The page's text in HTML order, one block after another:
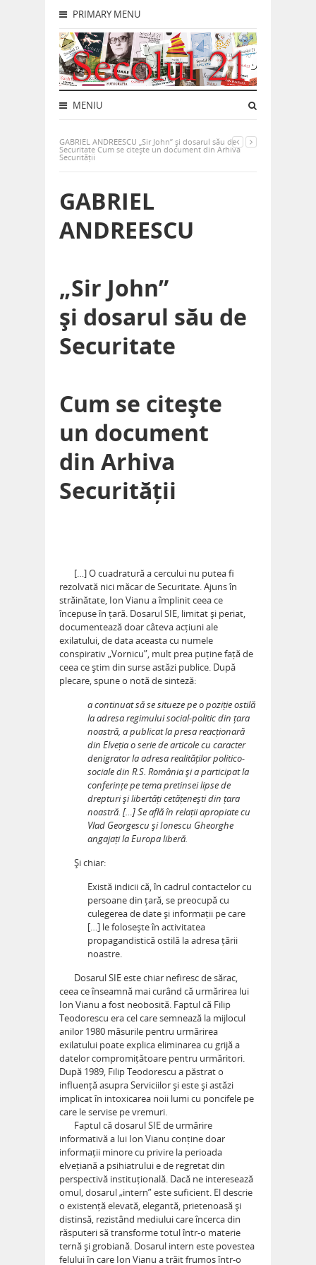
PRIMARY MENU
MENIU
GABRIEL ANDREESCU „Sir John” și dosarul său de
Securitate Cum se citește un document din Arhiva
Securității
GABRIEL
ANDREESCU
„Sir John”
și dosarul său de
Securitate
Cum se citește
un document
din Arhiva
Securității
[…] O cuadratură a cercului nu putea fi
rezolvată nici măcar de Securitate. Ajuns în
străinătate, Ion Vianu a împlinit ceea ce
începuse în țară. Dosarul SIE, limitat și periat,
documentează doar câteva acțiuni ale
exilatului, de data aceasta cu numele
conspirativ „Vornicu”, mult prea puține față de
ceea ce știm din surse astăzi publice. După
plecare, spune o notă de sinteză:
a continuat să se situeze pe o poziție ostilă
la adresa regimului social-politic din țara
noastră, a publicat la presa reacționară
din Elveția o serie de articole cu caracter
denigrator la adresa realităților politico-
sociale din R.S. România și a participat la
conferințe pe tema pretinsei lipse de
drepturi și libertăți cetățenești din țara
noastră. […] Se află în relații apropiate cu
Vlad Georgescu și Ionescu Gheorghe
angajați la Europa liberă.
Și chiar:
Există indicii că, în cadrul contactelor cu
persoane din țară, se preocupă cu
culegerea de date și informații pe care
[…] le folosește în activitatea
propagandistică ostilă la adresa țării
noastre.
Dosarul SIE este chiar nefiresc de sărac,
ceea ce înseamnă mai curând că urmărirea lui
Ion Vianu a fost neobosită. Faptul că Filip
Teodorescu era cel care semnează la mijlocul
anilor 1980 măsurile pentru urmărirea
exilatului poate explica eliminarea cu grijă a
datelor compromițătoare pentru urmăritori.
După 1989, Filip Teodorescu a păstrat o
influență asupra Serviciilor și este și astăzi
implicat în intoxicarea noii lumi cu poncifele pe
care le servise pe vremuri.
Faptul că dosarul SIE de urmărire
informativă a lui Ion Vianu conține doar
informații minore cu privire la perioada
elvețiană a psihiatrului e de regretat din
perspectivă instituțională. Dacă ne interesează
omul, dosarul „intern” este suficient. El descrie
o existență elevată, elegantă, prietenoasă și
distinsă, rezistând mediului care încerca din
răsputeri să transforme totul într-o materie
ternă și grobiană. Dosarul intern este povestea
felului în care Ion Vianu a trăit frumos într-o